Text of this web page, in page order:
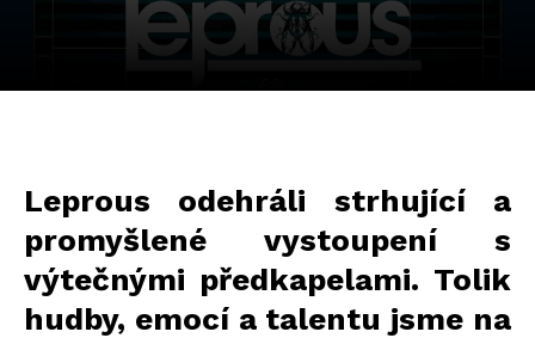
Leprous odehráli strhující a
promyšlené vystoupení s
výtečnými předkapelami. Tolik
hudby, emocí a talentu jsme na